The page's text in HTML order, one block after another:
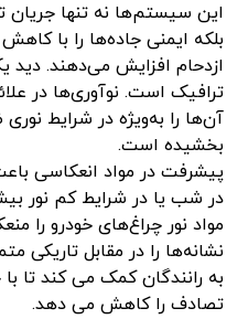
این سیستم‌ها نه تنها جریان
بلکه ایمنی جاده‌ها را با
ازدحام افزایش می‌دهند. دید
ترافیک است. نوآوری‌ها در
آن‌ها را به‌ویژه در شرایط
بخشیده است.
پیشرفت در مواد انعکاسی
در شب یا در شرایط کم نور
مواد نور چراغ‌های خودرو را
نشانه‌ها را در مقابل تاریکی
به رانندگان کمک می کند تا
تصادف را کاهش می دهد.